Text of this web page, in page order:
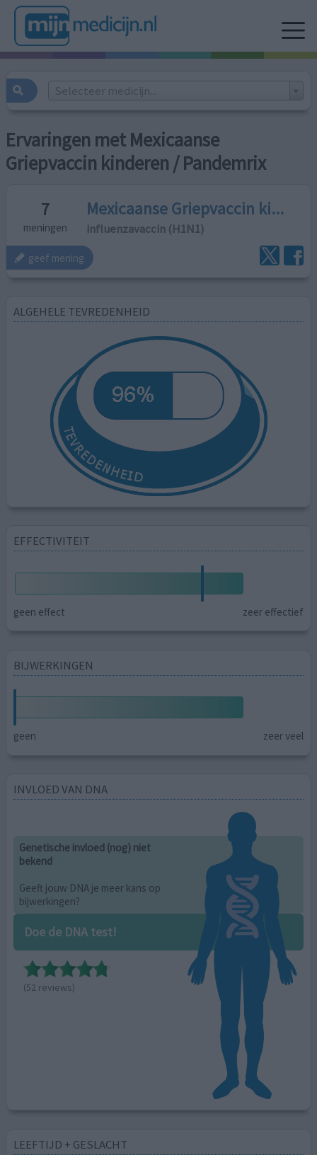
Selecteer medicijn...
Ervaringen met Mexicaanse
Griepvaccin kinderen / Pandemrix
7
meningen
Mexicaanse Griepvaccin ki...
influenzavaccin (H1N1)
geef mening
ALGEHELE TEVREDENHEID
EFFECTIVITEIT
geen effect zeer effectief
BIJWERKINGEN
geen zeer veel
INVLOED VAN DNA
Genetische invloed (nog) niet
bekend
Geeft jouw DNA je meer kans op
bijwerkingen?
Doe de DNA test!
(52 reviews)
LEEFTIJD + GESLACHT